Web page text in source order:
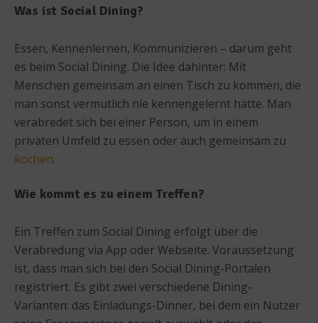
Was ist Social Dining?
Essen, Kennenlernen, Kommunizieren – darum geht
es beim Social Dining. Die Idee dahinter: Mit
Menschen gemeinsam an einen Tisch zu kommen, die
man sonst vermutlich nie kennengelernt hätte. Man
verabredet sich bei einer Person, um in einem
privaten Umfeld zu essen oder auch gemeinsam zu
kochen.
Wie kommt es zu einem Treffen?
Ein Treffen zum Social Dining erfolgt über die
Verabredung via App oder Webseite. Voraussetzung
ist, dass man sich bei den Social Dining-Portalen
registriert. Es gibt zwei verschiedene Dining-
Varianten: das Einladungs-Dinner, bei dem ein Nutzer